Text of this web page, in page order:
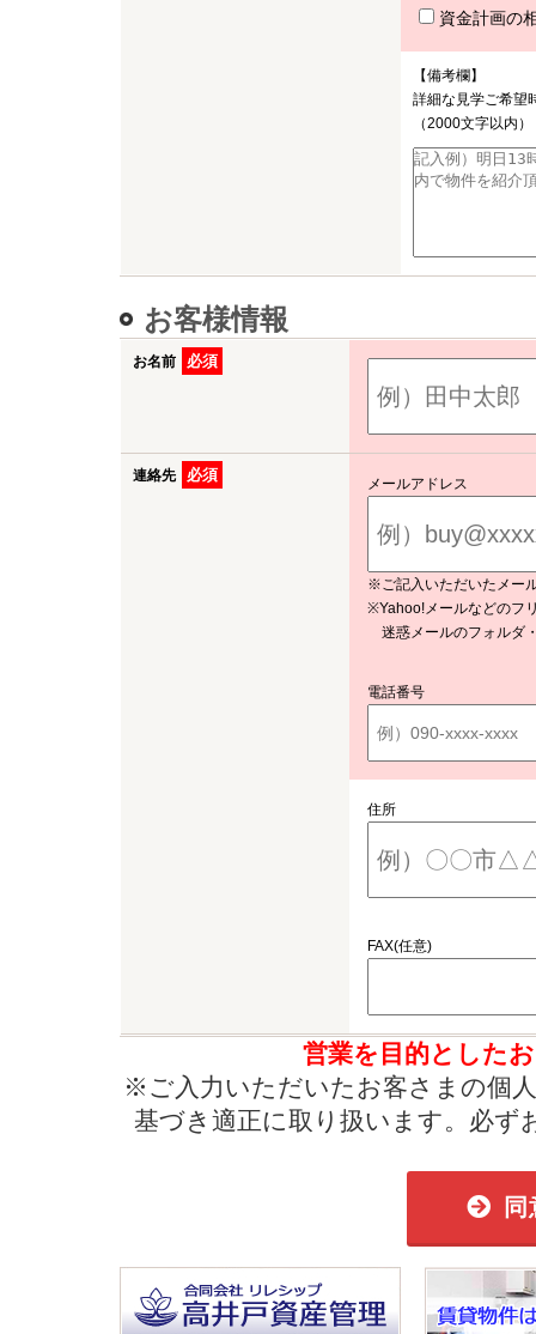
資金計画の
【備考欄】
詳細な見学ご希望
（2000文字以内）
お客様情報
お名前 必須
連絡先 必須 メールアドレス
※ご記入いただいたメー
※Yahoo!メールなどのフ
迷惑メールのフォルダ
電話番号
住所
FAX(任意)
営業を目的とした
※ご入力いただいたお客さまの個
基づき適正に取り扱います。必ず